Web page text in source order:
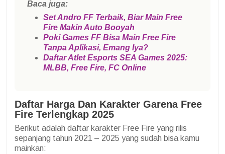
Baca juga:
Set Andro FF Terbaik, Biar Main Free
Fire Makin Auto Booyah
Poki Games FF Bisa Main Free Fire
Tanpa Aplikasi, Emang Iya?
Daftar Atlet Esports SEA Games 2025:
MLBB, Free Fire, FC Online
Daftar Harga Dan Karakter Garena Free
Fire Terlengkap 2025
Berikut adalah daftar karakter Free Fire yang rilis
sepanjang tahun 2021 – 2025 yang sudah bisa kamu
mainkan: